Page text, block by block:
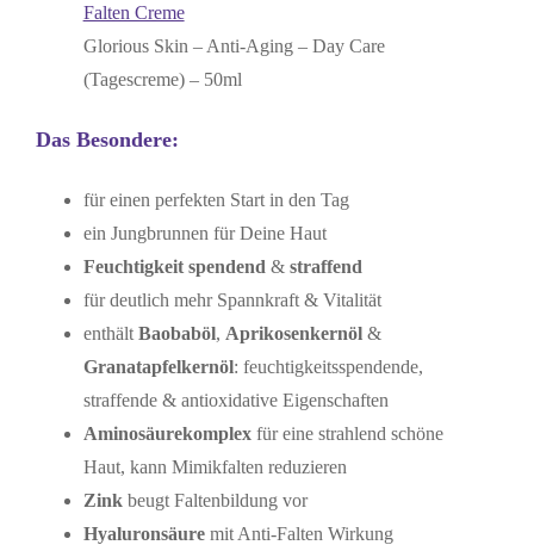
Glorious Skin – Anti-Aging – Day Care
(Tagescreme) – 50ml
Das Besondere:
für einen perfekten Start in den Tag
ein Jungbrunnen für Deine Haut
Feuchtigkeit spendend & straffend
für deutlich mehr Spannkraft & Vitalität
enthält Baobaböl, Aprikosenkernöl&
Granatapfelkernöl: feuchtigkeitsspendende,
straffende & antioxidative Eigenschaften
Aminosäurekomplex für eine strahlend schöne
Haut, kann Mimikfalten reduzieren
Zink beugt Faltenbildung vor
Hyaluronsäure mit Anti-Falten Wirkung